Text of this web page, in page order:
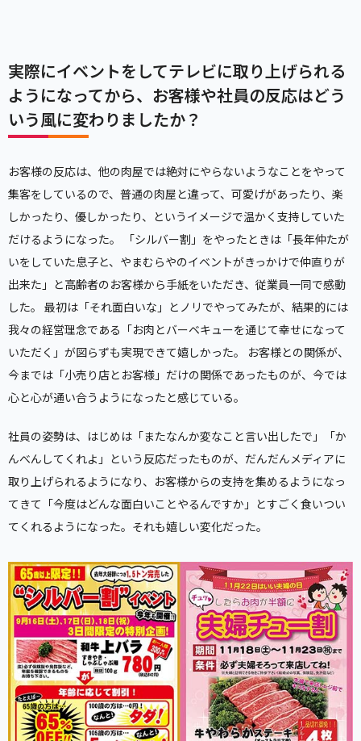
実際にイベントをしてテレビに取り上げられる
ようになってから、お客様や社員の反応はどう
いう風に変わりましたか？
お客様の反応は、他の肉屋では絶対にやらないようなことをやって
集客をしているので、普通の肉屋と違って、可愛げがあったり、楽
しかったり、優しかったり、というイメージで温かく支持していた
だけるようになった。 「シルバー割」をやったときは「長年仲たが
いをしていた息子と、やまむらやのイベントがきっかけで仲直りが
出来た」と高齢者のお客様から手紙をいただき、従業員一同で感動
した。 最初は「それ面白いな」とノリでやってみたが、結果的には
我々の経営理念である「お肉とバーベキューを通じて幸せになって
いただく」が図らずも実現できて嬉しかった。 お客様との関係が、
今までは「小売り店とお客様」だけの関係であったものが、今では
心と心が通い合うようになったと感じている。
社員の姿勢は、はじめは「またなんか変なこと言い出したで」「か
んべんしてくれよ」という反応だったものが、だんだんメディアに
取り上げられるようになり、お客様からの支持を集めるようになっ
てきて「今度はどんな面白いことやるんですか」とすごく食いつい
てくれるようになった。それも嬉しい変化だった。